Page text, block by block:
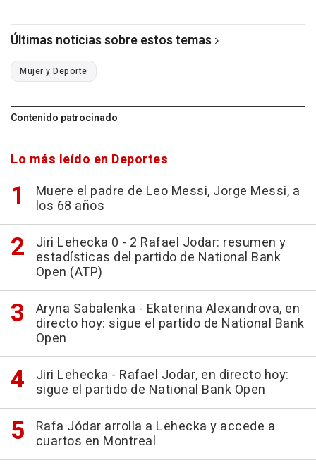
Últimas noticias sobre estos temas
Mujer y Deporte
Contenido patrocinado
Lo más leído en Deportes
Muere el padre de Leo Messi, Jorge Messi, a
los 68 años
Jiri Lehecka 0 - 2 Rafael Jodar: resumen y
estadísticas del partido de National Bank
Open (ATP)
Aryna Sabalenka - Ekaterina Alexandrova, en
directo hoy: sigue el partido de National Bank
Open
Jiri Lehecka - Rafael Jodar, en directo hoy:
sigue el partido de National Bank Open
Rafa Jódar arrolla a Lehecka y accede a
cuartos en Montreal